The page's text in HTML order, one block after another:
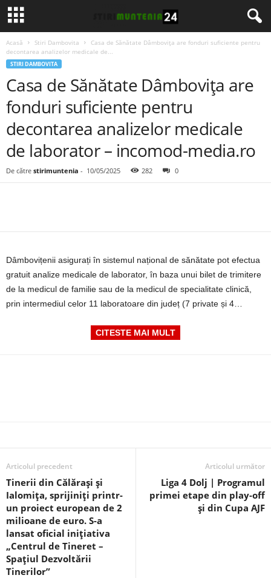
Acasă Stiri Dambovita
Casa de Sănătate Dâmbovița are fonduri suficiente pentru
decontarea analizelor medicale de...
STIRI DAMBOVITA
Casa de Sănătate Dâmbovița are
fonduri suficiente pentru
decontarea analizelor medicale
de laborator – incomod-media.ro
De către stirimuntenia - 10/05/2025 282 0
Dâmbovițenii asigurați în sistemul național de sănătate pot efectua
gratuit analize medicale de laborator, în baza unui bilet de trimitere
de la medicul de familie sau de la medicul de specialitate clinică,
prin intermediul celor 11 laboratoare din județ (7 private și 4…
CITESTE MAI MULT
Articolul precedent
Tinerii din Călărași și
Ialomița, sprijiniți printr-
un proiect european de 2
milioane de euro. S-a
lansat oficial inițiativa
„Centrul de Tineret –
Spațiul Dezvoltării
Tinerilor”
Articolul următor
Liga 4 Dolj | Programul
primei etape din play-off
și din Cupa AJF